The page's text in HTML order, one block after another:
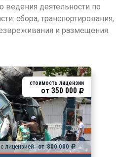
деятельности по
сбора, транспортирования,
и размещения.
лицензией от 800 000
стоимость лицензии
от 350 000